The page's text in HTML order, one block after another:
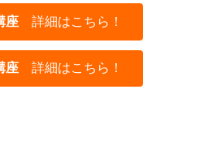
座 詳細はこちら！
座 詳細はこちら！